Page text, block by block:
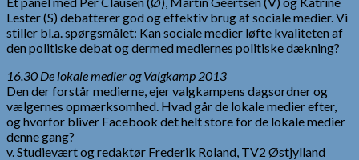
Lester (S) debatterer god og effektiv brug af sociale medier. Vi
stiller bl.a. spørgsmålet: Kan sociale medier løfte kvaliteten af
den politiske debat og dermed mediernes politiske dækning?
16.30 De lokale medier og Valgkamp 2013
Den der forstår medierne, ejer valgkampens dagsordner og
vælgernes opmærksomhed. Hvad går de lokale medier efter,
og hvorfor bliver Facebook det helt store for de lokale medier
denne gang?
v. Studievært og redaktør Frederik Roland, TV2 Østjylland